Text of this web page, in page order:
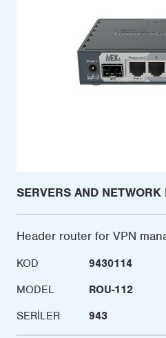
SERVERS AND NETWORK
Header router for VPN
KOD
9430114
MODEL
ROU-112
SERILER
943